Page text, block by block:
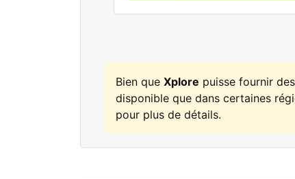
Bien que Xplore puisse fournir
disponible que dans certaines
pour plus de détails.